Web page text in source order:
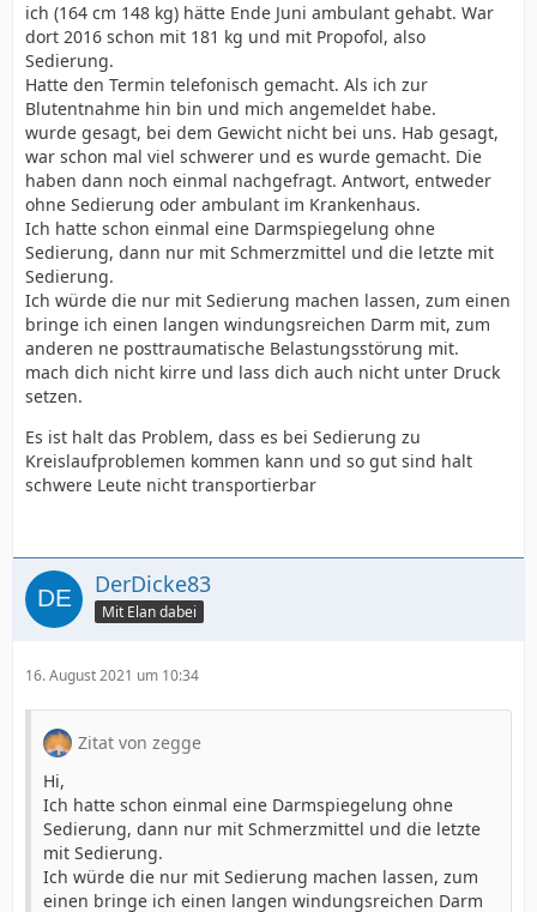
ich (164 cm 148 kg) hätte Ende Juni ambulant gehabt. War
dort 2016 schon mit 181 kg und mit Propofol, also
Sedierung.
Hatte den Termin telefonisch gemacht. Als ich zur
Blutentnahme hin bin und mich angemeldet habe.
wurde gesagt, bei dem Gewicht nicht bei uns. Hab gesagt,
war schon mal viel schwerer und es wurde gemacht. Die
haben dann noch einmal nachgefragt. Antwort, entweder
ohne Sedierung oder ambulant im Krankenhaus.
Ich hatte schon einmal eine Darmspiegelung ohne
Sedierung, dann nur mit Schmerzmittel und die letzte mit
Sedierung.
Ich würde die nur mit Sedierung machen lassen, zum einen
bringe ich einen langen windungsreichen Darm mit, zum
anderen ne posttraumatische Belastungsstörung mit.
mach dich nicht kirre und lass dich auch nicht unter Druck
setzen.
Es ist halt das Problem, dass es bei Sedierung zu
Kreislaufproblemen kommen kann und so gut sind halt
schwere Leute nicht transportierbar
DerDicke83
Mit Elan dabei
16. August 2021 um 10:34
Zitat von zegge
Hi,
Ich hatte schon einmal eine Darmspiegelung ohne
Sedierung, dann nur mit Schmerzmittel und die letzte
mit Sedierung.
Ich würde die nur mit Sedierung machen lassen, zum
einen bringe ich einen langen windungsreichen Darm